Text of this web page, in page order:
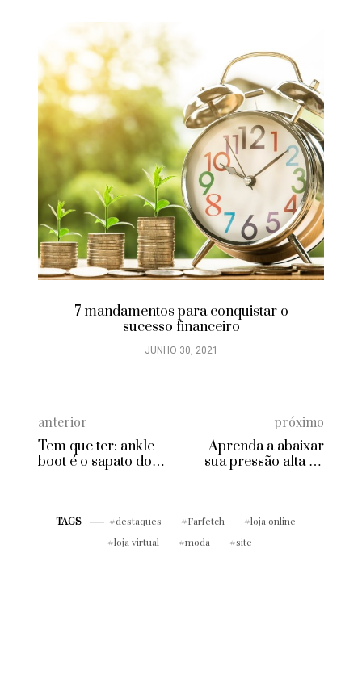
7 mandamentos para conquistar o
sucesso financeiro
JUNHO 30, 2021
anterior
Tem que ter: ankle
boot é o sapato do
próximo
Aprenda a abaixar
sua pressão alta de
TAGS destaques Farfetch
loja online
loja virtual
moda site